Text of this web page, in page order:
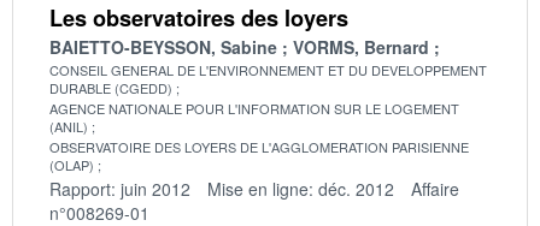
Les observatoires des loyers
BAIETTO-BEYSSON, Sabine VORMS, Bernard
CONSEIL GENERAL DE L'ENVIRONNEMENT ET DU DEVELOPPEMENT
DURABLE (CGEDD)
AGENCE NATIONALE POUR L'INFORMATION SUR LE LOGEMENT
(ANIL)
OBSERVATOIRE DES LOYERS DE L'AGGLOMERATION PARISIENNE
(OLAP)
Rapport: juin 2012 Mise en ligne: déc. 2012
Affaire
n°008269-01